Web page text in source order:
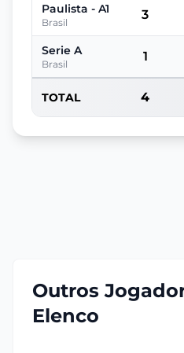
Paulista - A1
Brasil
3
Serie A
Brasil
1
TOTAL 4
Outros
Elenco